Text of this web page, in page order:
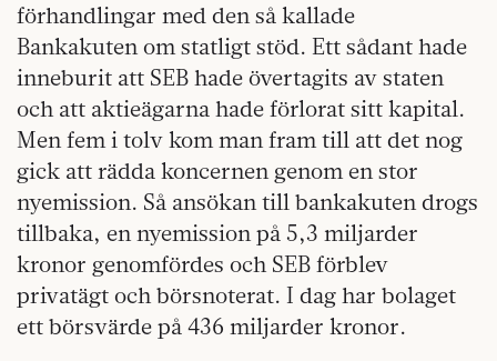
förhandlingar med den så kallade
Bankakuten om statligt stöd. Ett sådant hade
inneburit att SEB hade övertagits av staten
och att aktieägarna hade förlorat sitt kapital.
Men fem i tolv kom man fram till att det nog
gick att rädda koncernen genom en stor
nyemission. Så ansökan till bankakuten drogs
tillbaka, en nyemission på 5,3 miljarder
kronor genomfördes och SEB förblev
privatägt och börsnoterat. I dag har bolaget
ett börsvärde på 436 miljarder kronor.